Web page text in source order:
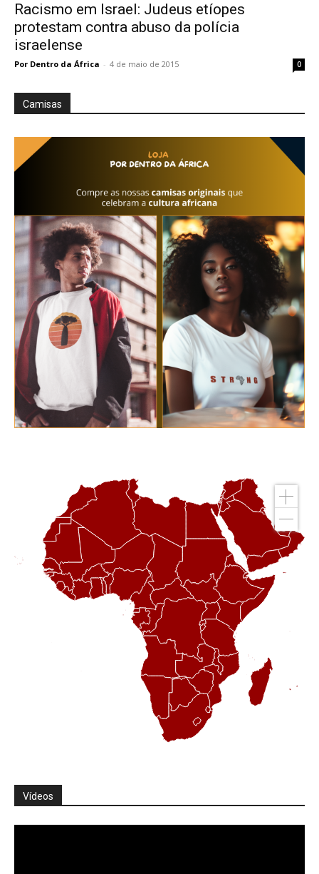
Racismo em Israel: Judeus etíopes
protestam contra abuso da polícia
israelense
Por Dentro da África - 4 de maio de 2015 0
Camisas
Vídeos